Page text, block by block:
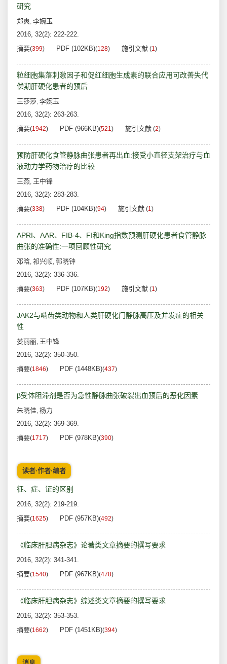
研究
郑爽, 李婉玉
2016, 32(2): 222-222.
摘要(399) PDF (102KB)(128) 施引文献 (1)
粒细胞集落刺激因子和促红细胞生成素的联合应用可改善失代
偿期肝硬化患者的预后
王莎莎, 李婉玉
2016, 32(2): 263-263.
摘要(1942) PDF (966KB)(521) 施引文献 (2)
预防肝硬化食管静脉曲张患者再出血:接受小直径支架治疗与血
液动力学药物治疗的比较
王燕, 王中锋
2016, 32(2): 283-283.
摘要(338) PDF (104KB)(94) 施引文献 (1)
APRI、AAR、FIB-4、FI和King指数预测肝硬化患者食管静脉
曲张的准确性:一项回顾性研究
邓晗, 祁兴顺, 郭晓钟
2016, 32(2): 336-336.
摘要(363) PDF (107KB)(192) 施引文献 (1)
JAK2与啮齿类动物和人类肝硬化门静脉高压及并发症的相关
性
娄丽丽, 王中锋
2016, 32(2): 350-350.
摘要(1846) PDF (1448KB)(437)
β受体阻滞剂是否为急性静脉曲张破裂出血预后的恶化因素
朱晓佳, 杨力
2016, 32(2): 369-369.
摘要(1717) PDF (978KB)(390)
读者·作者·编者
征、症、证的区别
2016, 32(2): 219-219.
摘要(1625) PDF (957KB)(492)
《临床肝胆病杂志》论著类文章摘要的撰写要求
2016, 32(2): 341-341.
摘要(1540) PDF (967KB)(478)
《临床肝胆病杂志》综述类文章摘要的撰写要求
2016, 32(2): 353-353.
摘要(1662) PDF (1451KB)(394)